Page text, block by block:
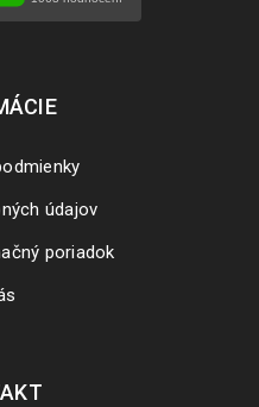
údajov
poriadok